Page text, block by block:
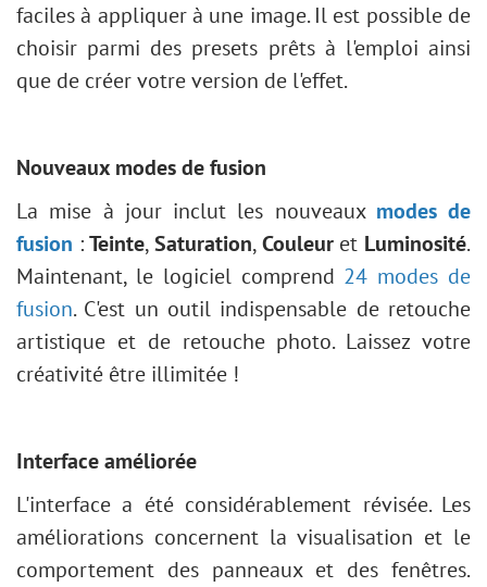
faciles à appliquer à une image. Il est possible de
choisir parmi des presets prêts à l'emploi ainsi
que de créer votre version de l'effet.
Nouveaux modes de fusion
La mise à jour inclut les nouveaux modes de
fusion :Teinte,Saturation,Couleuret Luminosité.
Maintenant, le logiciel comprend 24 modes de
fusion. C'est un outil indispensable de retouche
artistique et de retouche photo. Laissez votre
créativité être illimitée !
Interface améliorée
L'interface a été considérablement révisée. Les
améliorations concernent la visualisation et le
comportement des panneaux et des fenêtres.